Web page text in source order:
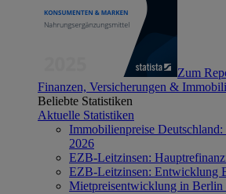
Zum
Finanzen, Versicherungen &
Beliebte Statistiken
Aktuelle Statistiken
Immobilienpreise
2026
EZB-Leitzinsen:
EZB-Leitzinsen: Entwicklung
Mietpreisentwicklung in Berlin